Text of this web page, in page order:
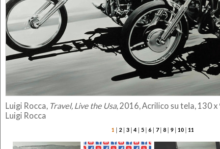
Luigi Rocca, Travel, Live the Usa, 2016, Acrilico su tela, 130
Luigi Rocca
1 | 2 | 3 | 4 | 5 | 6 | 7| 8 | 9 | 10 | 11